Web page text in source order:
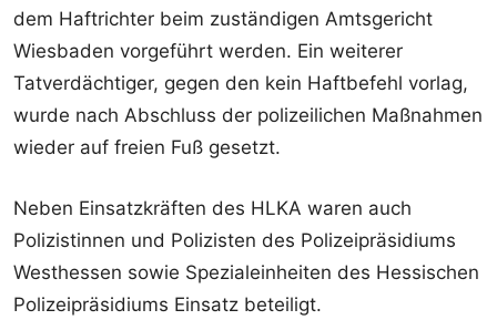
dem Haftrichter beim zuständigen Amtsgericht
Wiesbaden vorgeführt werden. Ein weiterer
Tatverdächtiger, gegen den kein Haftbefehl vorlag,
wurde nach Abschluss der polizeilichen Maßnahmen
wieder auf freien Fuß gesetzt.
Neben Einsatzkräften des HLKA waren auch
Polizistinnen und Polizisten des Polizeipräsidiums
Westhessen sowie Spezialeinheiten des Hessischen
Polizeipräsidiums Einsatz beteiligt.